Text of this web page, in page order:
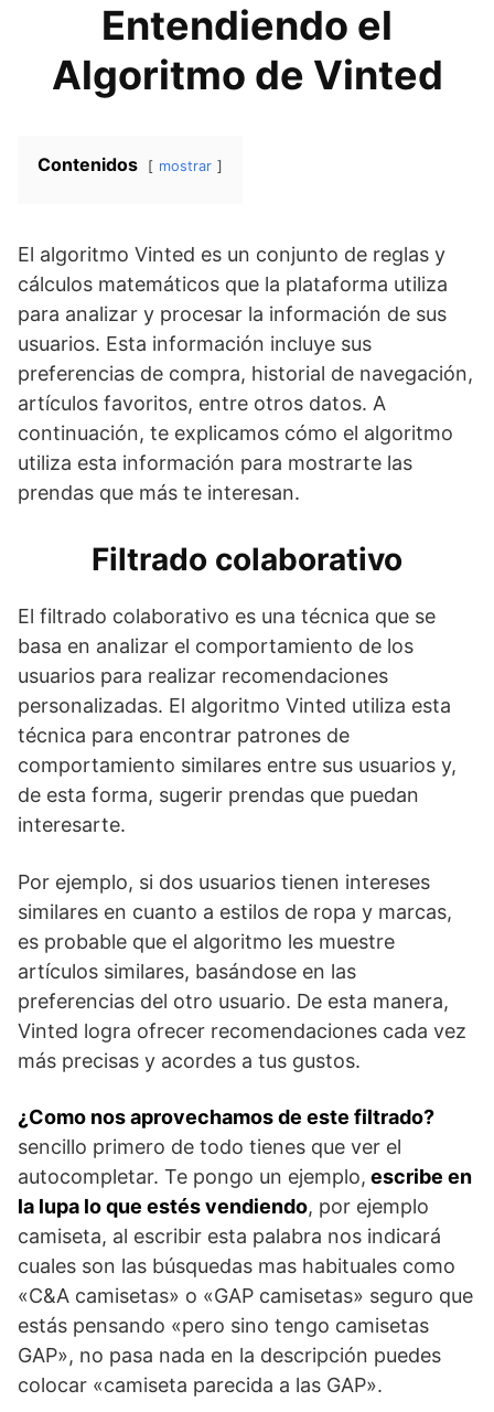
Entendiendo el
Algoritmo de Vinted
Contenidos mostrar
El algoritmo Vinted es un conjunto de reglas y
cálculos matemáticos que la plataforma utiliza
para analizar y procesar la información de sus
usuarios. Esta información incluye sus
preferencias de compra, historial de navegación,
artículos favoritos, entre otros datos. A
continuación, te explicamos cómo el algoritmo
utiliza esta información para mostrarte las
prendas que más te interesan.
Filtrado colaborativo
El filtrado colaborativo es una técnica que se
basa en analizar el comportamiento de los
usuarios para realizar recomendaciones
personalizadas. El algoritmo Vinted utiliza esta
técnica para encontrar patrones de
comportamiento similares entre sus usuarios y,
de esta forma, sugerir prendas que puedan
interesarte.
Por ejemplo, si dos usuarios tienen intereses
similares en cuanto a estilos de ropa y marcas,
es probable que el algoritmo les muestre
artículos similares, basándose en las
preferencias del otro usuario. De esta manera,
Vinted logra ofrecer recomendaciones cada vez
más precisas y acordes a tus gustos.
¿Como nos aprovechamos de este filtrado?
sencillo primero de todo tienes que ver el
autocompletar. Te pongo un ejemplo, escribe en
la lupa lo que estés vendiendo, por ejemplo
camiseta, al escribir esta palabra nos indicará
cuales son las búsquedas mas habituales como
«C&A camisetas» o «GAP camisetas» seguro que
estás pensando «pero sino tengo camisetas
GAP», no pasa nada en la descripción puedes
colocar «camiseta parecida a las GAP».